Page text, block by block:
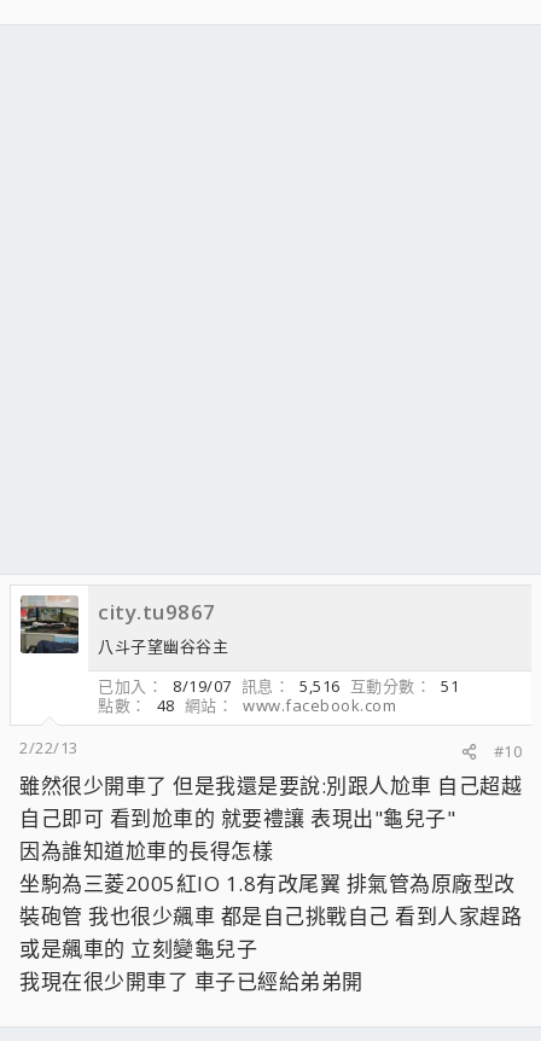
city.tu9867
八斗子望幽谷谷主
已加入
8/19/07 訊息 5,516 互動分數
51
點數
48 網站
www.facebook.com
2/22/13
#10
雖然很少開車了 但是我還是要說:別跟人尬車 自己超越
自己即可 看到尬車的 就要禮讓 表現出"龜兒子"
因為誰知道尬車的長得怎樣
坐駒為三菱2005紅IO 1.8有改尾翼 排氣管為原廠型改
裝砲管 我也很少飆車 都是自己挑戰自己 看到人家趕路
或是飆車的 立刻變龜兒子
我現在很少開車了 車子已經給弟弟開